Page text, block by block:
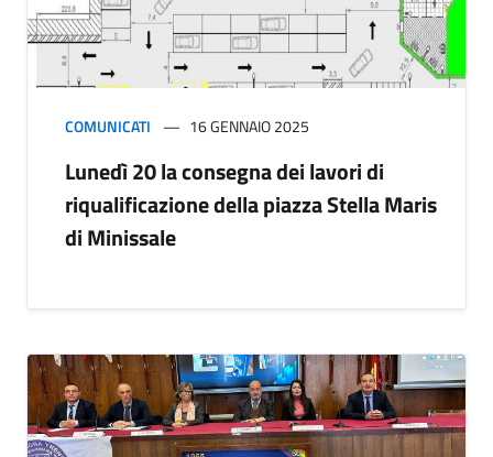
COMUNICATI 16 GENNAIO 2025
Lunedì 20 la consegna dei lavori di
riqualificazione della piazza Stella Maris
di Minissale